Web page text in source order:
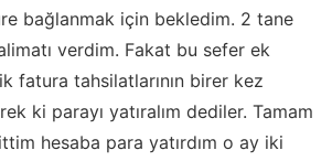
bağlanmak için bekledim. 2 tane
verdim. Fakat bu sefer ek
fatura tahsilatlarının birer kez
ki parayı yatıralım dediler. Tamam
hesaba para yatırdım o ay iki